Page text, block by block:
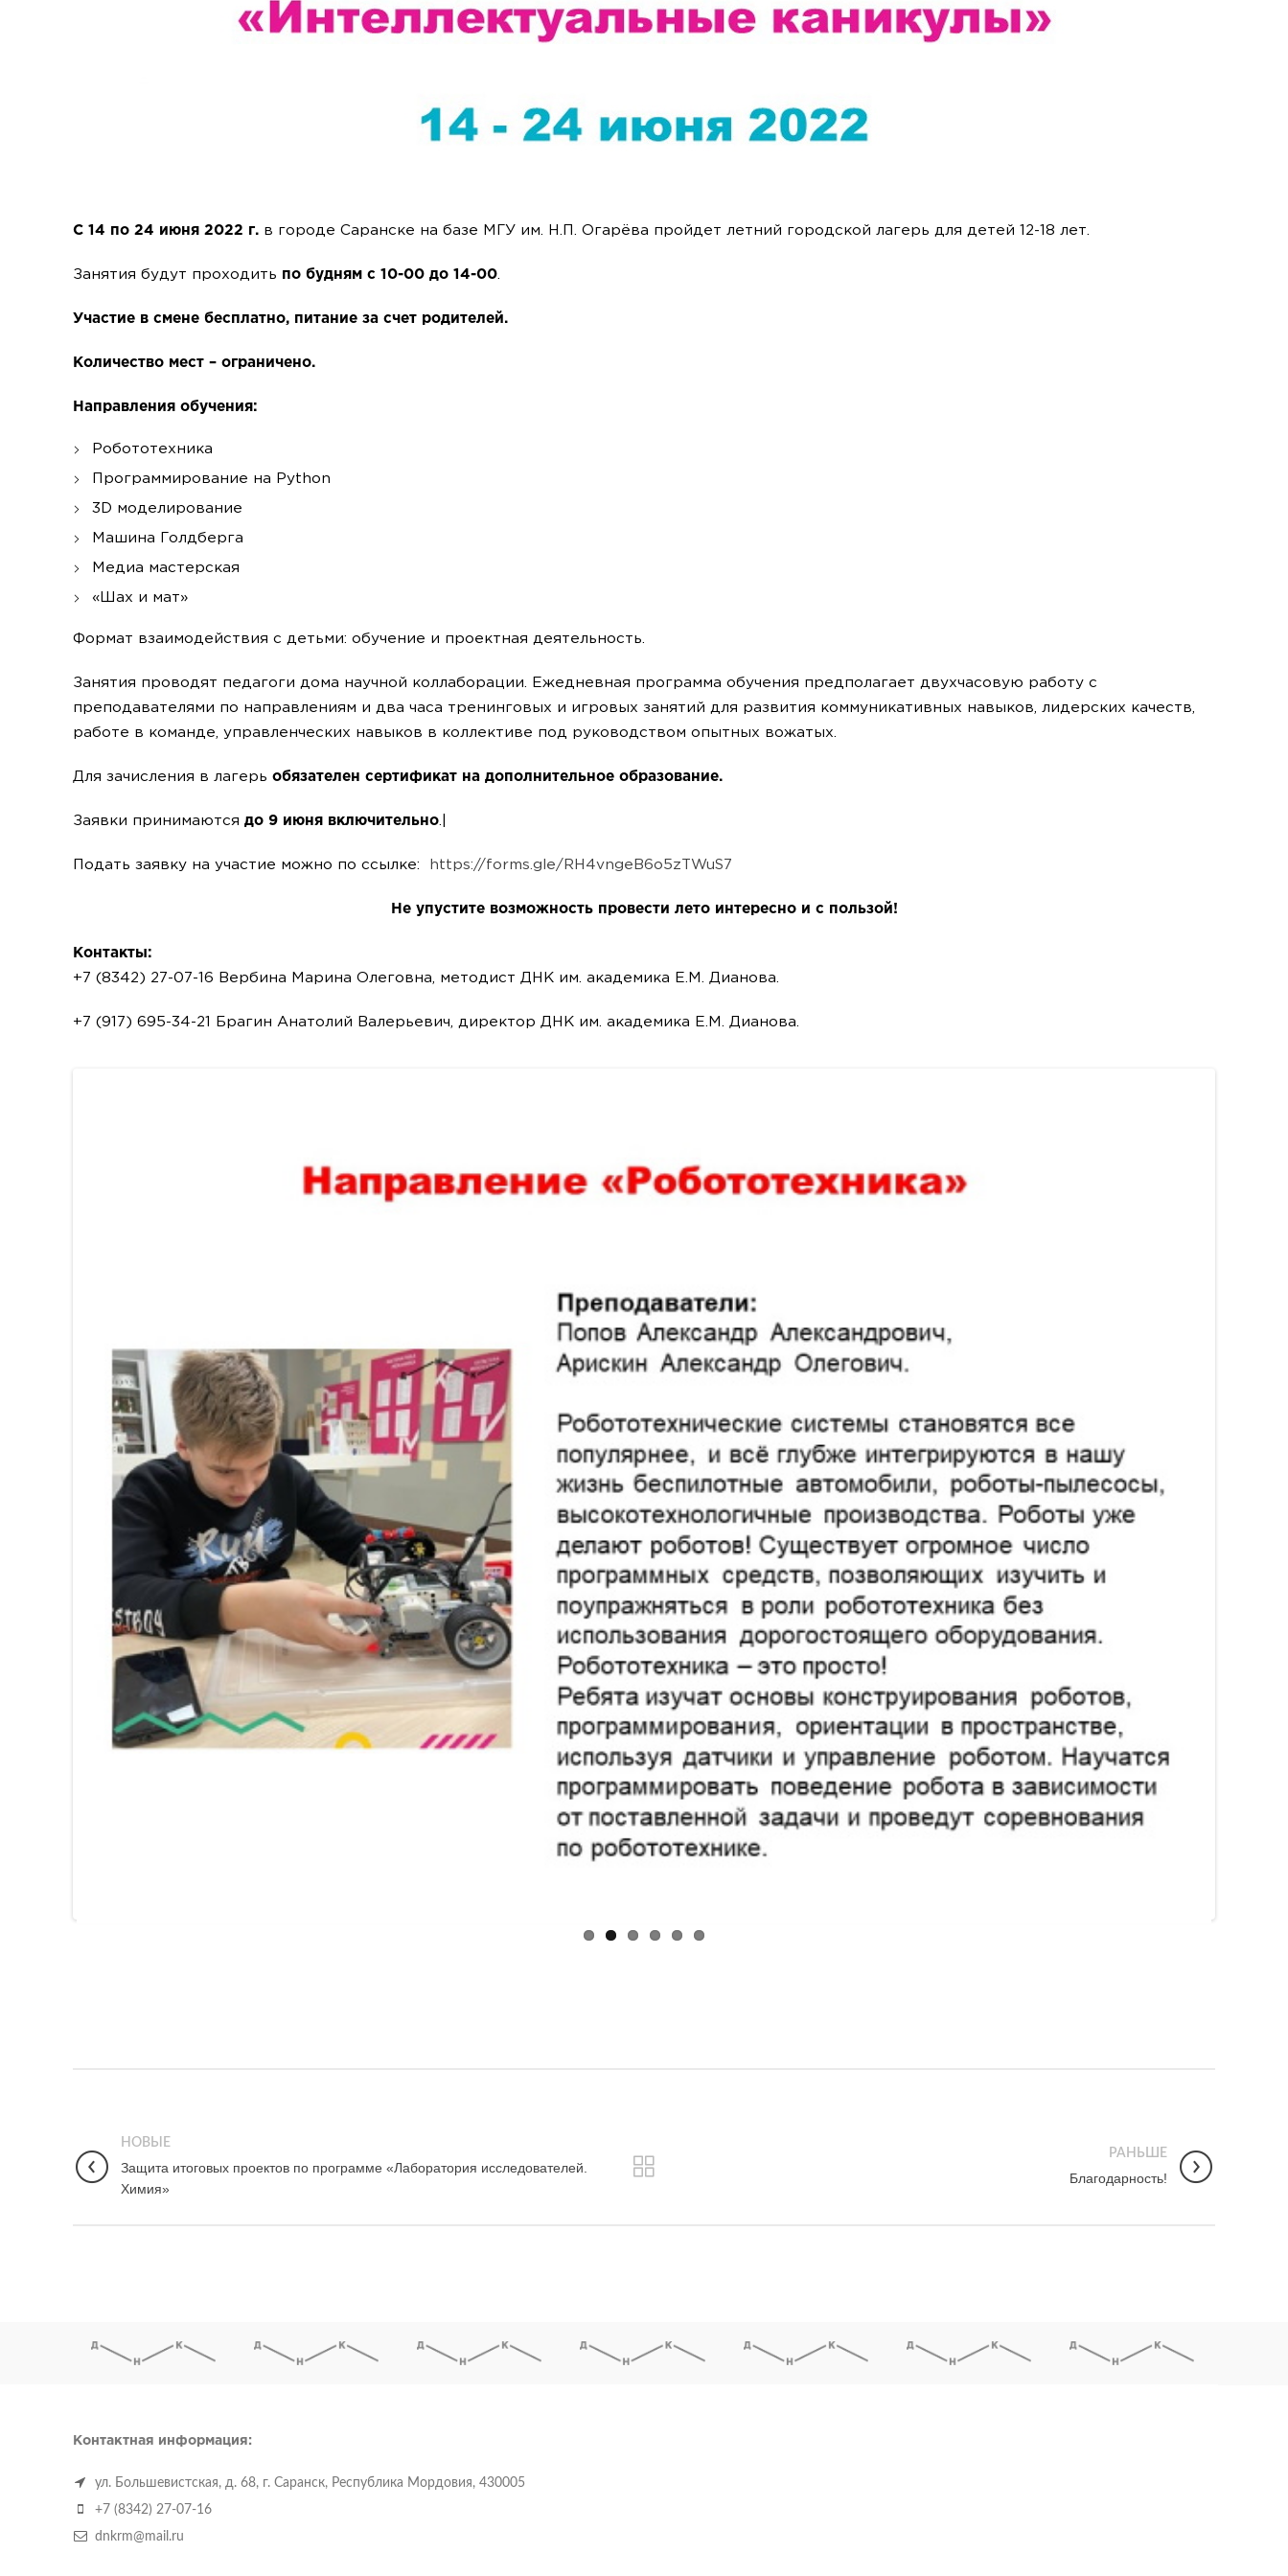
С 14 по 24 июня 2022 г. в городе Саранске на базе МГУ им. Н.П. Огарёва пройдет летний городской лагерь для детей 12-18 лет.
Занятия будут проходить по будням с 10-00 до 14-00
Участие в смене бесплатно, питание за счет родителей.
Количество мест – ограничено.
Направления обучения:
Робототехника
Программирование на Python
3D моделирование
Машина Голдберга
Медиа мастерская
«Шах и мат»
Формат взаимодействия с детьми: обучение и проектная деятельность.
Занятия проводят педагоги дома научной коллаборации. Ежедневная программа обучения предполагает двухчасовую работу с
преподавателями по направлениям и два часа тренинговых и игровых занятий для развития коммуникативных навыков, лидерских качеств,
работе в команде, управленческих навыков в коллективе под руководством опытных вожатых.
Для зачисления в лагерь обязателен сертификат на дополнительное образование.
Заявки принимаются до 9 июня включительно
Подать заявку на участие можно по ссылке: https://forms.gle/RH4vngeB6o5zTWuS7
Не упустите возможность провести лето интересно и с пользой!
Контакты:
+7 (8342) 27-07-16 Вербина Марина Олеговна, методист ДНК им. академика Е.М. Дианова.
+7 (917) 695-34-21 Брагин Анатолий Валерьевич, директор ДНК им. академика Е.М. Дианова.
НОВЫЕ
Защита итоговых проектов по программе «Лаборатория исследователей.
Химия»
РАНЬШЕ
Благодарность!
Контактная информация:
ул. Большевистская, д. 68, г. Саранск, Республика Мордовия, 430005
+7 (8342) 27-07-16
dnkrm@mail.ru